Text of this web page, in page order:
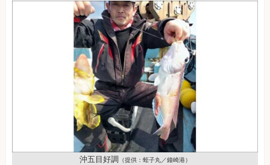
沖五目好調 （提供：蛭子丸／鐘崎港）